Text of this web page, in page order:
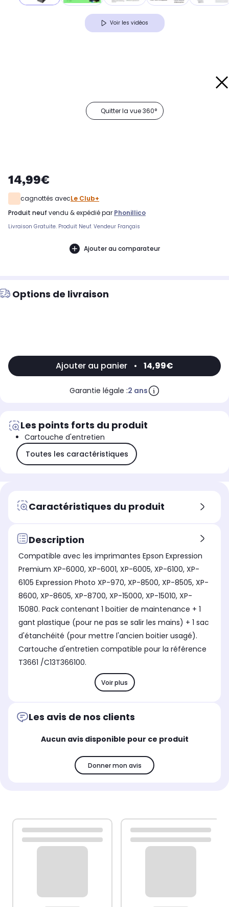
Voir les vidéos
Quitter la vue 360°
14,99€
cagnottés avecLe Club+
produit neuf vendu & expédié par Phonillico
Livraison Gratuite. Produit Neuf. Vendeur Français
Ajouter au comparateur
Options de livraison
Ajouter au panier • 14,99€
Garantie légale :2 ans
Les points forts du produit
Cartouche d'entretien
Toutes les caractéristiques
Caractéristiques du produit
Description
Compatible avec les imprimantes Epson Expression
Premium XP-6000, XP-6001, XP-6005, XP-6100, XP-
6105 Expression Photo XP-970, XP-8500, XP-8505, XP-
8600, XP-8605, XP-8700, XP-15000, XP-15010, XP-
15080. Pack contenant 1 boitier de maintenance + 1
gant plastique (pour ne pas se salir les mains) + 1 sac
d'étanchéité (pour mettre l'ancien boitier usagé).
Cartouche d'entretien compatible pour la référence
T3661 /C13T366100.
Voir plus
Les avis de nos clients
Aucun avis disponible pour ce produit
Donner mon avis